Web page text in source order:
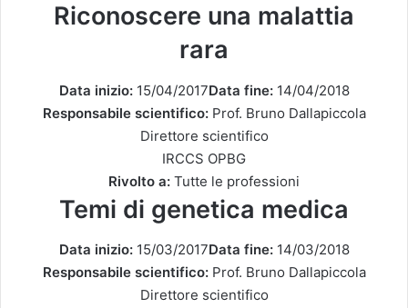
Riconoscere una malattia
rara
Data inizio: 15/04/2017Data fine: 14/04/2018
Responsabile scientifico: Prof. Bruno Dallapiccola
Direttore scientifico
IRCCS OPBG
Rivolto a: Tutte le professioni
Temi di genetica medica
Data inizio: 15/03/2017Data fine: 14/03/2018
Responsabile scientifico: Prof. Bruno Dallapiccola
Direttore scientifico